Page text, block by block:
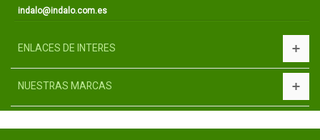
indalo@indalo.com.es
ENLACES DE INTERES
NUESTRAS MARCAS